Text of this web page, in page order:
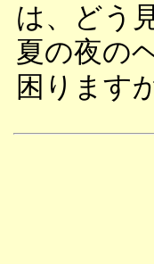
は、どう
夏の夜の
困ります